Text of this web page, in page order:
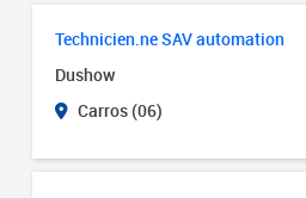
Technicien.ne SAV automation
Dushow
Carros (06)